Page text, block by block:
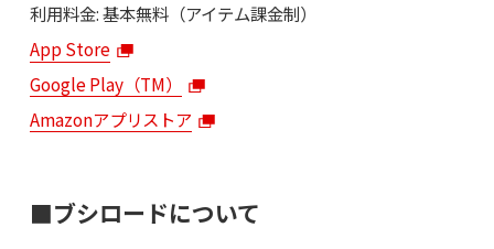
利用料金: 基本無料（アイテム課金制）
App Store
Google Play（TM）
Amazonアプリストア
■ブシロードについて